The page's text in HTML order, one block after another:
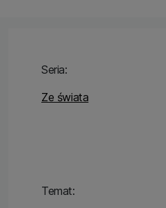
Seria:
Ze świata
Temat: